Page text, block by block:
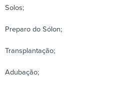
Solos;
Preparo do Sólon;
Transplantação;
Adubação;